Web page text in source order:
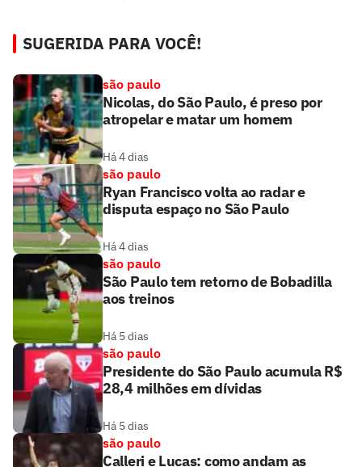
SUGERIDA PARA VOCÊ!
são paulo
Nicolas, do São Paulo, é preso por
atropelar e matar um homem
Há 4 dias
são paulo
Ryan Francisco volta ao radar e
disputa espaço no São Paulo
Há 4 dias
são paulo
São Paulo tem retorno de Bobadilla
aos treinos
Há 5 dias
são paulo
Presidente do São Paulo acumula R$
28,4 milhões em dívidas
Há 5 dias
são paulo
Calleri e Lucas: como andam as